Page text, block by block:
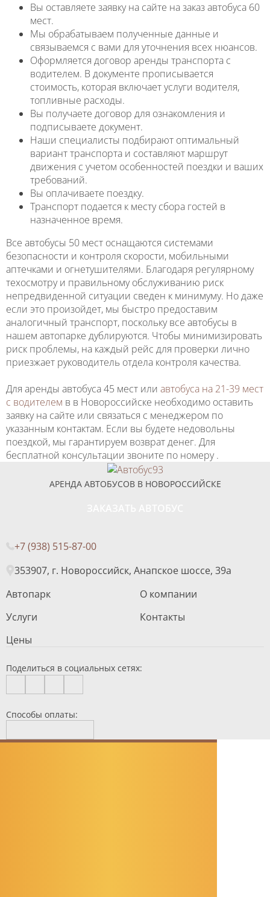
Вы оставляете заявку на сайте на заказ автобуса 60
мест.
Мы обрабатываем полученные данные и
связываемся с вами для уточнения всех нюансов.
Оформляется договор аренды транспорта с
водителем. В документе прописывается
стоимость, которая включает услуги водителя,
топливные расходы.
Вы получаете договор для ознакомления и
подписываете документ.
Наши специалисты подбирают оптимальный
вариант транспорта и составляют маршрут
движения с учетом особенностей поездки и ваших
требований.
Вы оплачиваете поездку.
Транспорт подается к месту сбора гостей в
назначенное время.
Все автобусы 50 мест оснащаются системами
безопасности и контроля скорости, мобильными
аптечками и огнетушителями. Благодаря регулярному
техосмотру и правильному обслуживанию риск
непредвиденной ситуации сведен к минимуму. Но даже
если это произойдет, мы быстро предоставим
аналогичный транспорт, поскольку все автобусы в
нашем автопарке дублируются. Чтобы минимизировать
риск проблемы, на каждый рейс для проверки лично
приезжает руководитель отдела контроля качества.
Для аренды автобуса 45 мест или автобуса на 21-39 мест
с водителем в в Новороссийске необходимо оставить
заявку на сайте или связаться с менеджером по
указанным контактам. Если вы будете недовольны
поездкой, мы гарантируем возврат денег. Для
бесплатной консультации звоните по номеру .
АРЕНДА АВТОБУСОВ В НОВОРОССИЙСКЕ
+7 (938) 515-87-00
353907, г. Новороссийск, Анапское шоссе, 39а
Автопарк
Услуги
Цены
О компании
Контакты
Поделиться в социальных сетях:
Способы оплаты: